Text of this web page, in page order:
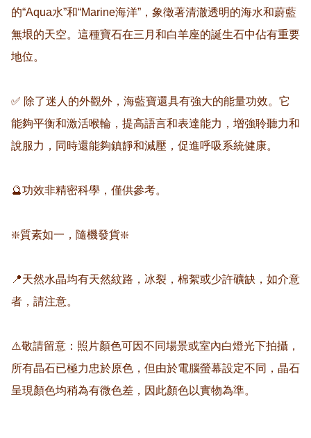
的“Aqua水”和“Marine海洋”，象徵著清澈透明的海水和蔚藍
無垠的天空。這種寶石在三月和白羊座的誕生石中佔有重要
地位。
✅ 除了迷人的外觀外，海藍寶還具有強大的能量功效。它
能夠平衡和激活喉輪，提高語言和表達能力，增強聆聽力和
說服力，同時還能夠鎮靜和減壓，促進呼吸系統健康。
🔮功效非精密科學，僅供參考。
❇️質素如一，隨機發貨❇️
📍天然水晶均有天然紋路，冰裂，棉絮或少許礦缺，如介意
者，請注意。
⚠️敬請留意：照片顏色可因不同場景或室內白燈光下拍攝，
所有晶石已極力忠於原色，但由於電腦螢幕設定不同，晶石
呈現顏色均稍為有微色差，因此顏色以實物為準。